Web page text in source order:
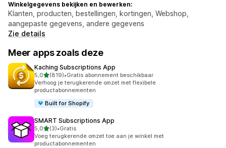
Winkelgegevens bekijken en bewerken:
Klanten, producten, bestellingen, kortingen, Webshop,
aangepaste gegevens, andere gegevens
Zie details
Meer apps zoals deze
Kaching Subscriptions App
5,0van 5 sterren
(819)
819 recensies in totaal
•Gratis abonnement beschikbaar
Verhoog je terugkerende omzet met flexibele
productabonnementen
Built for Shopify
SMART Subscriptions App
5,0van 5 sterren
(3)
3 recensies in totaal
•Gratis
Voeg terugkerende omzet toe aan je winkel met
productabonnementen